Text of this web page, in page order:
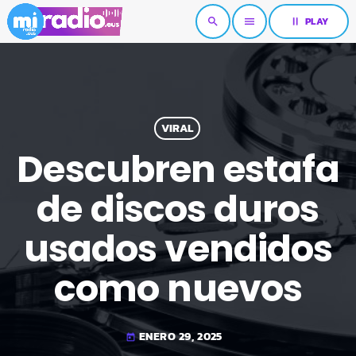
search menu pause PLAY
VIRAL
Descubren estafa
de discos duros
usados vendidos
como nuevos
today ENERO 29, 2025